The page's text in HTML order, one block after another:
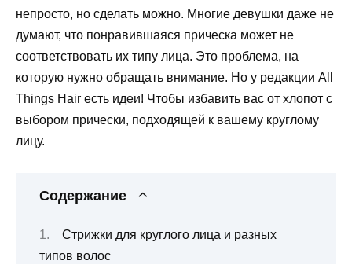
непросто, но сделать можно. Многие девушки даже не
думают, что понравившаяся прическа может не
соответствовать их типу лица. Это проблема, на
которую нужно обращать внимание. Но у редакции All
Things Hair есть идеи! Чтобы избавить вас от хлопот с
выбором прически, подходящей к вашему круглому
лицу.
Содержание
Стрижки для круглого лица и разных
типов волос